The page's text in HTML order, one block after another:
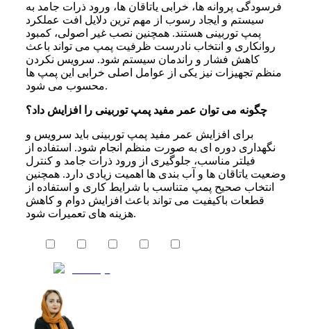
فرسودگی پروانه ها، خرابی یاتاقان ها، ورود ذرات جامد به
سیستم و ایجاد رسوب از مهم ترین دلایل افت عملکرد
پمپ توربینی هستند. همچنین نصب غیر اصولی، کمبود
روانکاری و انتخاب نادرست ظرفیت پمپ می تواند باعث
کاهش فشار و راندمان سیستم شود. سرویس نکردن
منظم تجهیزات نیز یکی از عوامل اصلی خرابی این پمپ ها
محسوب می شود.
چگونه می توان عمر مفید پمپ توربینی را افزایش داد؟
برای افزایش عمر مفید پمپ توربینی باید سرویس و
نگهداری دوره ای به صورت منظم انجام شود. استفاده از
فیلتر مناسب، جلوگیری از ورود ذرات جامد و کنترل
وضعیت یاتاقان ها و آب بندی ها اهمیت زیادی دارد. همچنین
انتخاب صحیح پمپ متناسب با شرایط کاری و استفاده از
قطعات باکیفیت می تواند باعث افزایش دوام و کاهش
هزینه های تعمیرات شود.